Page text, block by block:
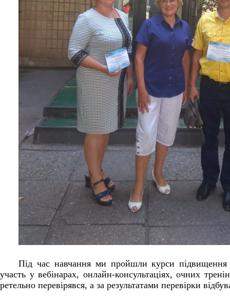
Під час навчання ми пройшли курси підвищення
участь у вебінарах, онлайн-консультаціях, очних
ретельно перевірявся, а за результатами перевірки